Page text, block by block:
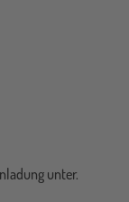
unter.